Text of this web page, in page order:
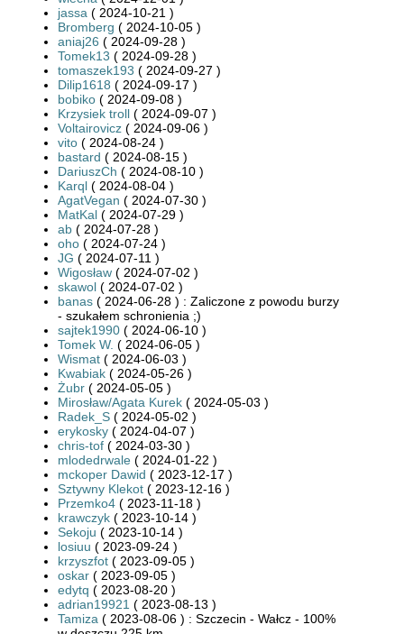
jassa ( 2024-10-21 )
Bromberg ( 2024-10-05 )
aniaj26 ( 2024-09-28 )
Tomek13 ( 2024-09-28 )
tomaszek193 ( 2024-09-27 )
Dilip1618 ( 2024-09-17 )
bobiko ( 2024-09-08 )
Krzysiek troll ( 2024-09-07 )
Voltairovicz ( 2024-09-06 )
vito ( 2024-08-24 )
bastard ( 2024-08-15 )
DariuszCh ( 2024-08-10 )
Karql ( 2024-08-04 )
AgatVegan ( 2024-07-30 )
MatKal ( 2024-07-29 )
ab ( 2024-07-28 )
oho ( 2024-07-24 )
JG ( 2024-07-11 )
Wigosław ( 2024-07-02 )
skawol ( 2024-07-02 )
banas ( 2024-06-28 ) : Zaliczone z powodu burzy
- szukałem schronienia ;)
sajtek1990 ( 2024-06-10 )
Tomek W. ( 2024-06-05 )
Wismat ( 2024-06-03 )
Kwabiak ( 2024-05-26 )
Żubr ( 2024-05-05 )
Mirosław/Agata Kurek ( 2024-05-03 )
Radek_S ( 2024-05-02 )
erykosky ( 2024-04-07 )
chris-tof ( 2024-03-30 )
mlodedrwale ( 2024-01-22 )
mckoper Dawid ( 2023-12-17 )
Sztywny Klekot ( 2023-12-16 )
Przemko4 ( 2023-11-18 )
krawczyk ( 2023-10-14 )
Sekoju ( 2023-10-14 )
losiuu ( 2023-09-24 )
krzyszfot ( 2023-09-05 )
oskar ( 2023-09-05 )
edytq ( 2023-08-20 )
adrian19921 ( 2023-08-13 )
Tamiza ( 2023-08-06 ) : Szczecin - Wałcz - 100%